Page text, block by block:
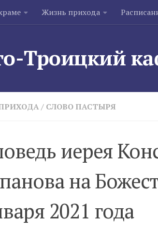
Жизнь прихода
Троицкий
/ СЛОВО ПАСТЫРЯ
иерея
на
2021 года